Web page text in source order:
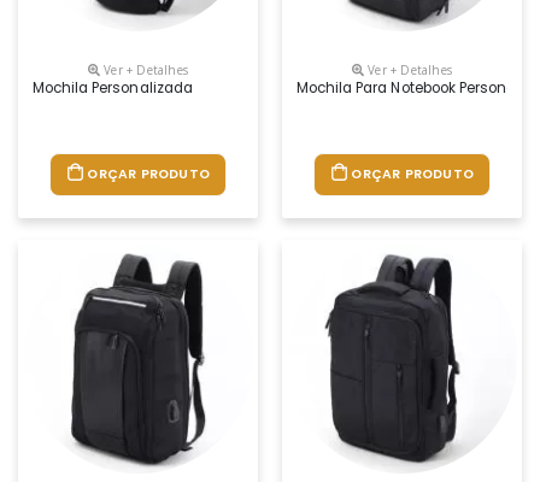
Ver + Detalhes
Mochila Personalizada
ORÇAR PRODUTO
Ver + Detalhes
Mochila Para Notebook
ORÇAR PRODUTO